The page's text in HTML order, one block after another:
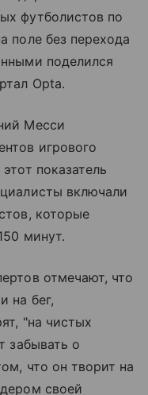
футболистов по
поле без перехода
поделился
Opta.
Месси
игрового
показатель
включали
которые
минут.
отмечают, что
на бег,
"на чистых
забывать о
что он творит на
своей